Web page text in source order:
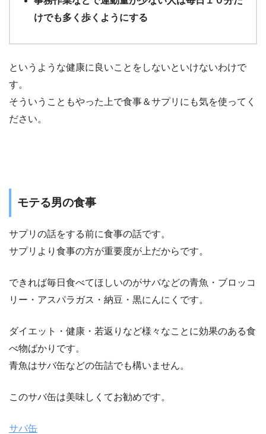
けでも多く歩くようにする
というような健康に良いことをしないといけないわけで
す。
そういうこともやった上で食事＆サプリにも気を使ってく
ださい。
モテる男の食事
サプリの話をする前に食事の話です。
サプリより食事の方が重要度が上だからです。
できれば毎日食べてほしいのがサバなどの青魚・ブロッコ
リー・アスパラガス・納豆・黒にんにくです。
ダイエット・健康・若返りなど様々なことに効果のある食
べ物ばかりです。
青魚はサバ缶などの缶詰でも構いません。
このサバ缶は美味しくてお勧めです。
サバ缶